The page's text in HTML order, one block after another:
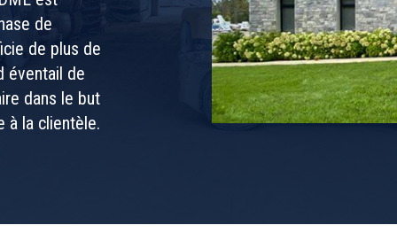
de
de plus de
éventail de
dans le but
à la clientèle.